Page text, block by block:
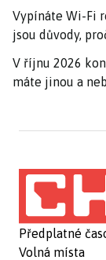
Vypínáte Wi-Fi
jsou důvody,
V říjnu 2026
máte jinou a
Předplatné
Volná místa